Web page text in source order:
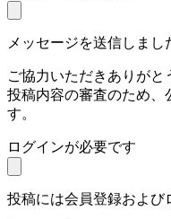
メッセージを送信しまし
ご協力いただきありがと
投稿内容の審査のため、
す。
ログインが必要です
投稿には会員登録および